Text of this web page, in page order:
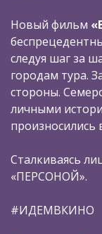
Новый фильм
следуя шаг за
городам тура.
стороны.
личными
произносились
Сталкиваясь
«ПЕРСОНОЙ».
#ИДЕМВКИНО